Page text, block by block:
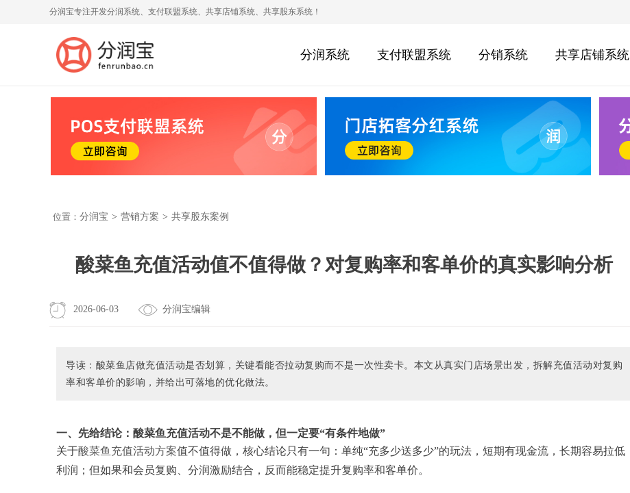
分润宝专注开发分润系统、支付联盟系统、共享店铺系统、共享股东系统！
分润系统 支付联盟系统 分销系统 共享店铺系统
位置： 分润宝 > 营销方案 > 共享股东案例
酸菜鱼充值活动值不值得做？对复购率和客单价的真实影响分析
2026-06-03 分润宝编辑
导读：酸菜鱼店做充值活动是否划算，关键看能否拉动复购而不是一次性卖卡。本文从真实门店场景出发，拆解充值活动对复购
率和客单价的影响，并给出可落地的优化做法。
一、先给结论：酸菜鱼充值活动不是不能做，但一定要“有条件地做”
关于酸菜鱼充值活动方案值不值得做，核心结论只有一句：单纯“充多少送多少”的玩法，短期有现金流，长期容易拉低
利润；但如果和会员复购、分润激励结合，反而能稳定提升复购率和客单价。